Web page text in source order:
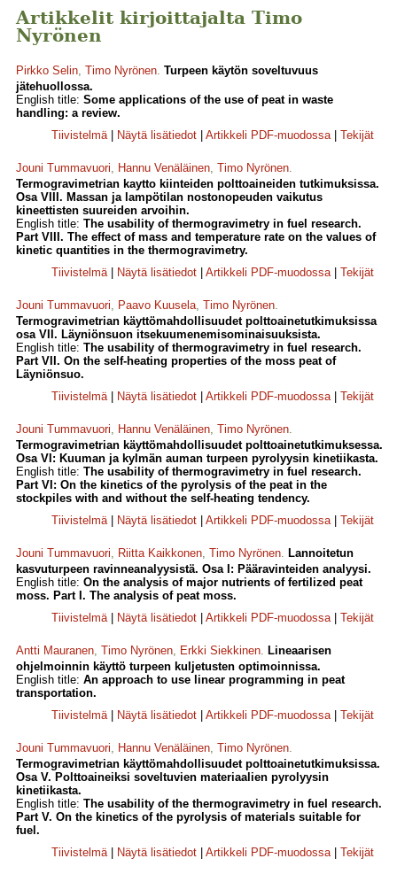
Artikkelit kirjoittajalta Timo
Nyrönen
Pirkko Selin, Timo Nyrönen. Turpeen käytön soveltuvuus
jätehuollossa.
English title: Some applications of the use of peat in waste
handling: a review.
Tiivistelmä| Näytä lisätiedot Artikkeli PDF-muodossa| Tekijät
Jouni Tummavuori, Hannu Venäläinen, Timo Nyrönen.
Termogravimetrian kaytto kiinteiden polttoaineiden tutkimuksissa.
Osa VIII. Massan ja lampötilan nostonopeuden vaikutus
kineettisten suureiden arvoihin.
English title: The usability of thermogravimetry in fuel research.
Part VIII. The effect of mass and temperature rate on the values of
kinetic quantities in the thermogravimetry.
Tiivistelmä| Näytä lisätiedot Artikkeli PDF-muodossa| Tekijät
Jouni Tummavuori, Paavo Kuusela, Timo Nyrönen.
Termogravimetrian käyttömahdollisuudet polttoainetutkimuksissa
osa VII. Läyniönsuon itsekuumenemisominaisuuksista.
English title: The usability of thermogravimetry in fuel research.
Part VII. On the self-heating properties of the moss peat of
Läyniönsuo.
Tiivistelmä| Näytä lisätiedot Artikkeli PDF-muodossa| Tekijät
Jouni Tummavuori, Hannu Venäläinen, Timo Nyrönen.
Termogravimetrian käyttömahdollisuudet polttoainetutkimuksessa.
Osa VI: Kuuman ja kylmän auman turpeen pyrolyysin kinetiikasta.
English title: The usability of thermogravimetry in fuel research.
Part VI: On the kinetics of the pyrolysis of the peat in the
stockpiles with and without the self-heating tendency.
Tiivistelmä| Näytä lisätiedot Artikkeli PDF-muodossa| Tekijät
Jouni Tummavuori, Riitta Kaikkonen, Timo Nyrönen. Lannoitetun
kasvuturpeen ravinneanalyysistä. Osa I: Pääravinteiden analyysi.
English title: On the analysis of major nutrients of fertilized peat
moss. Part I. The analysis of peat moss.
Tiivistelmä| Näytä lisätiedot Artikkeli PDF-muodossa| Tekijät
Antti Mauranen, Timo Nyrönen, Erkki Siekkinen. Lineaarisen
ohjelmoinnin käyttö turpeen kuljetusten optimoinnissa.
English title: An approach to use linear programming in peat
transportation.
Tiivistelmä| Näytä lisätiedot Artikkeli PDF-muodossa| Tekijät
Jouni Tummavuori, Hannu Venäläinen, Timo Nyrönen.
Termogravimetrian käyttömahdollisuudet polttoainetutkimuksissa.
Osa V. Polttoaineiksi soveltuvien materiaalien pyrolyysin
kinetiikasta.
English title: The usability of the thermogravimetry in fuel research.
Part V. On the kinetics of the pyrolysis of materials suitable for
fuel.
Tiivistelmä| Näytä lisätiedot Artikkeli PDF-muodossa| Tekijät